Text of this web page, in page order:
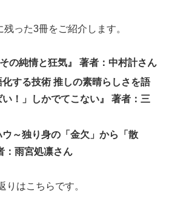
った3冊をご紹介します。
の純情と狂気』 著者：中村計さん
化する技術 推しの素晴らしさを語
！」しかでてこない』 著者：三
ウ～独り身の「金欠」から「散
：雨宮処凛さん
りはこちらです。